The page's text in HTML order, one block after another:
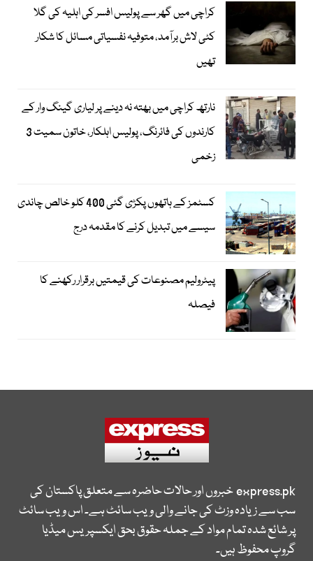
کراچی میں گھر سے پولیس افسر کی اہلیہ کی گلا
کٹی لاش برآمد، متوفیہ نفسیاتی مسائل کا شکار
تھیں
نارتھ کراچی میں بھتہ نہ دینے پر لیاری گینگ وار کے
کارندوں کی فائرنگ، پولیس اہلکار، خاتون سمیت 3
زخمی
کسٹمز کے ہاتھوں پکڑی گئی 400 کلو خالص چاندی
سیسے میں تبدیل کرنے کا مقدمہ درج
پیٹرولیم مصنوعات کی قیمتیں برقرار رکھنے کا
فیصلہ
express.pkخبروں اور حالات حاضرہ سے متعلق پاکستان کی
سب سے زیادہ وزٹ کی جانے والی ویب سائٹ ہے۔ اس ویب سائٹ
پر شائع شدہ تمام مواد کے جملہ حقوق بحق ایکسپریس میڈیا
گروپ محفوظ ہیں۔